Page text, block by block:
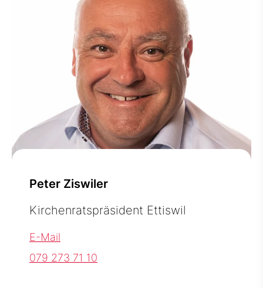
Peter Ziswiler
Kirchenratspräsident Ettiswil
E-Mail
079 273 71 10